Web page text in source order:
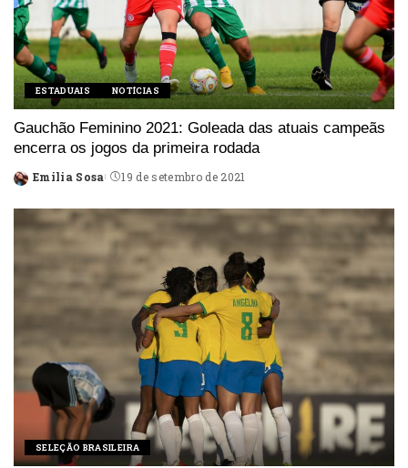
ESTADUAIS NOTÍCIAS
Gauchão Feminino 2021: Goleada das atuais campeãs
encerra os jogos da primeira rodada
Posted
Emilia Sosa 19 de setembro de 2021
SELEÇÃO BRASILEIRA